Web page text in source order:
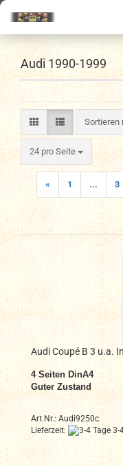
Audi 1990-1999
Sortieren
Sortieren
24 pro Seite
pro Seite
« 1 ... 3
Audi Coupé B 3 u.a.
4 Seiten DinA4
Guter Zustand
Art.Nr.: Audi9250c
Lieferzeit:
3-